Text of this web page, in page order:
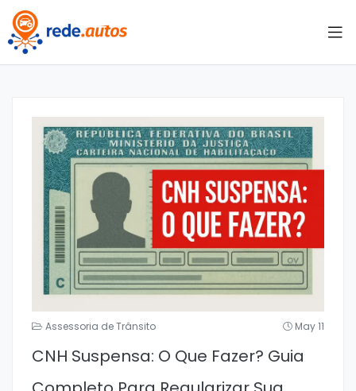
Assessoria de Trânsito May 11
CNH Suspensa: O Que Fazer? Guia